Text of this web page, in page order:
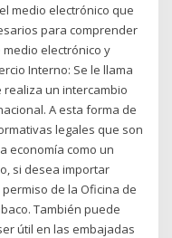
medio electrónico que
para comprender
electrónico y
Interno: Se le llama
realiza un intercambio
A esta forma de
legales que son
economía como un
si desea importar
de la Oficina de
También puede
útil en las embajadas